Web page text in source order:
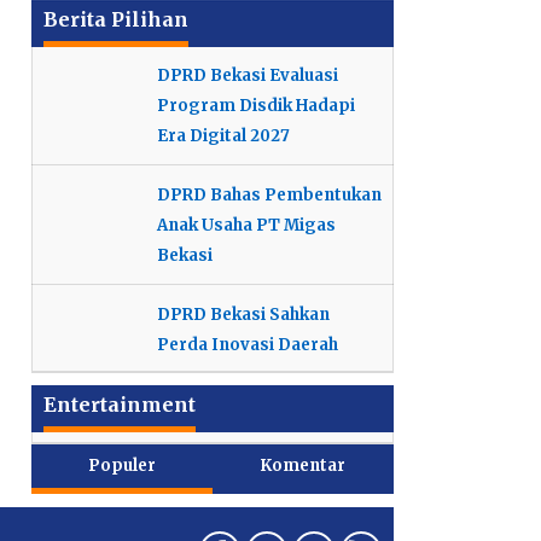
Berita Pilihan
DPRD Bekasi Evaluasi
Program Disdik Hadapi
Era Digital 2027
DPRD Bahas Pembentukan
Anak Usaha PT Migas
Bekasi
DPRD Bekasi Sahkan
Perda Inovasi Daerah
Entertainment
Populer Komentar